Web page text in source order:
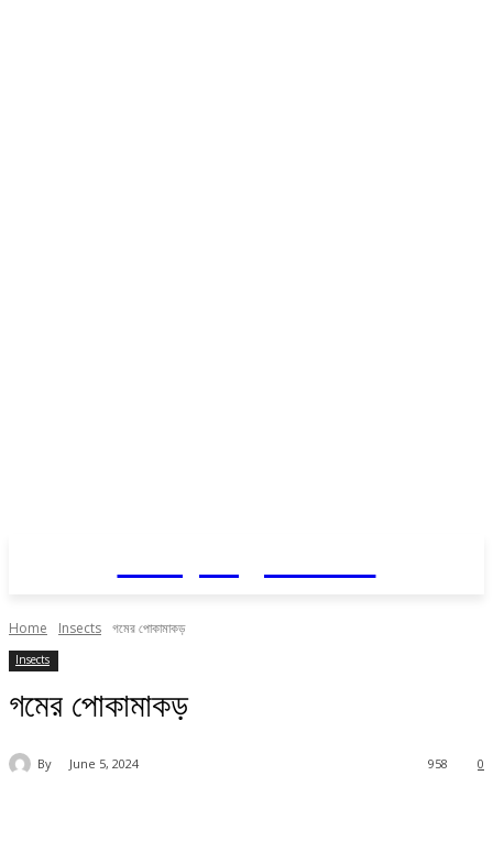
Home Insects গমের পোকামাকড়
Insects
গমের পোকামাকড়
By June 5, 2024 0
958